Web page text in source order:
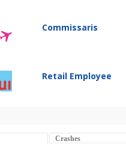
Commissaris
Retail Employee
Crashes